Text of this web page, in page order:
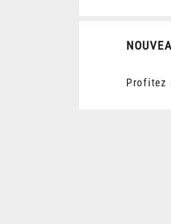
Profitez